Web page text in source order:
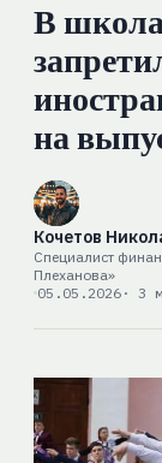
В
на
Кочетов
Специалист
Плеханова»
05.05.2026· 3